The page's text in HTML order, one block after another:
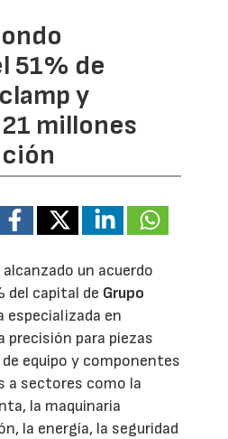
51% de
y
millones
alcanzado un acuerdo
del capital de Grupo
especializada en
precisión para piezas
equipo y componentes
a sectores como la
la maquinaria
la energía, la seguridad